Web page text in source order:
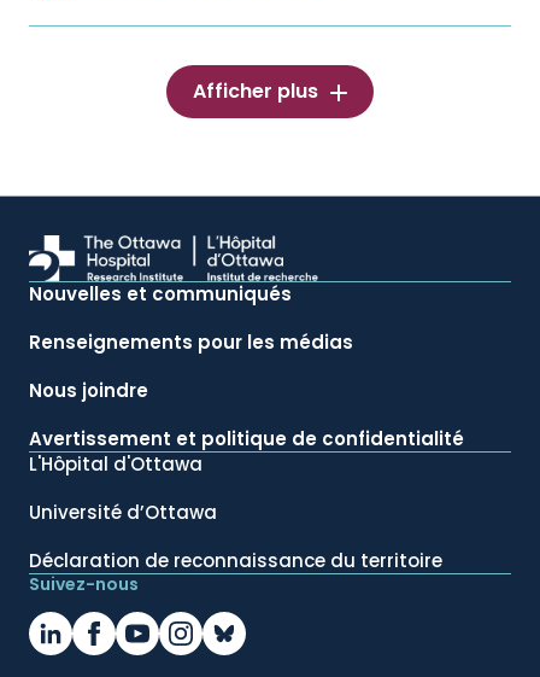
Afficher plus
Nouvelles et communiqués
Renseignements pour les médias
Nous joindre
Avertissement et politique de confidentialité
L'Hôpital d'Ottawa
Université d’Ottawa
Déclaration de reconnaissance du territoire
Suivez-nous